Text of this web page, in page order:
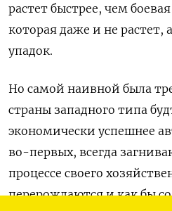
растет быстрее, чем
которая даже и не растет,
упадок.
Но самой наивной была
страны западного типа
экономически успешнее
во-первых, всегда
процессе своего
перерождаются и как бы